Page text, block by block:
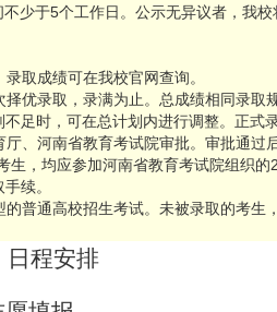
少于5个工作日。公示无异议者，我
取成绩可在我校官网查询。
优录取，录满为止。总成绩相同录
足时，可在总计划内进行调整。正式
、河南省教育考试院审批。审批通过
生，均应参加河南省教育考试院组织
续。
普通高校招生考试。未被录取的考生
日程安排